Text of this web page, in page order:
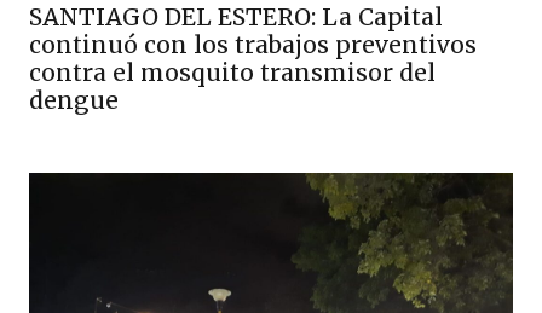
SANTIAGO DEL ESTERO: La Capital
continuó con los trabajos preventivos
contra el mosquito transmisor del
dengue